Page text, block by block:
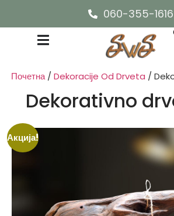
060-355-1616
Почетна/Dekoracije Od Drveta /
Dekorativno
Акција!